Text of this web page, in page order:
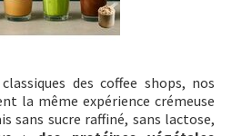
des coffee shops, nos
la même expérience crémeuse
sans sucre raffiné, sans lactose,